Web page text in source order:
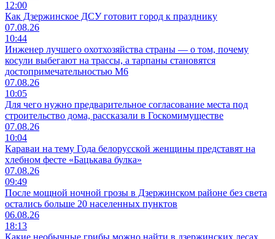
12:00
Как Дзержинское ДСУ готовит город к празднику
07.08.26
10:44
Инженер лучшего охотхозяйства страны — о том, почему
косули выбегают на трассы, а тарпаны становятся
достопримечательностью М6
07.08.26
10:05
Для чего нужно предварительное согласование места под
строительство дома, рассказали в Госкомимуществе
07.08.26
10:04
Караваи на тему Года белорусской женщины представят на
хлебном фесте «Бацькава булка»
07.08.26
09:49
После мощной ночной грозы в Дзержинском районе без света
остались больше 20 населенных пунктов
06.08.26
18:13
Какие необычные грибы можно найти в дзержинских лесах